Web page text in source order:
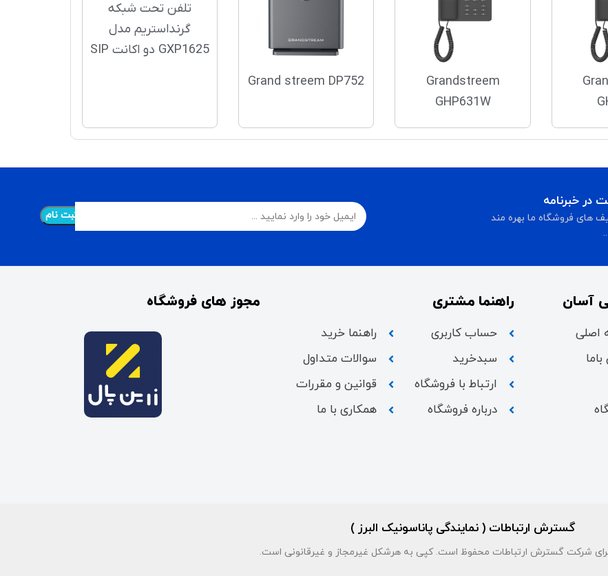
Grandstreem
GHP631W
Grand streem DP752
تلفن تحت شبکه
گرنداستریم مدل
GXP1625 دو اکانت SIP
در خبرنامه
های فروشگاه ما بهره مند
آسان
اصلی
راهنما مشتری
حساب کاربری
سبدخرید
ارتباط با فروشگاه
درباره فروشگاه
راهنما خرید
سوالات متداول
قوانین و مقررات
همکاری با ما
مجوز های فروشگاه
گسترش ارتباطات ( نمایندگی پاناسونیک البرز )
شرکت گسترش ارتباطات محفوظ است. کپی به هرشکل غیرمجاز و غیرقانونی است.